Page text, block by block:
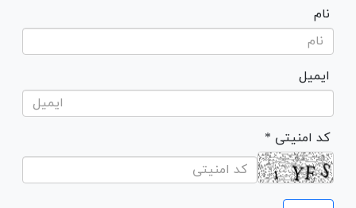
نام
ایمیل
* کد امنیتی